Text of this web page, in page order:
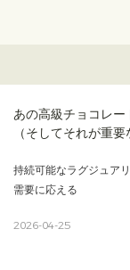
あの高級チョコレ
（そしてそれが重要
持続可能なラグジュア
需要に応える
2026-04-25